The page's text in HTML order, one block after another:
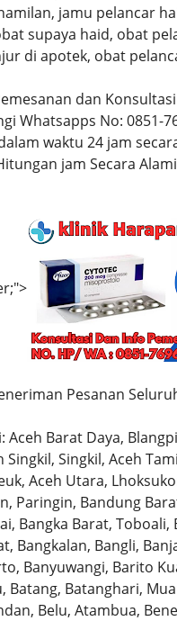
jamu pelancar
supaya haid, obat
di apotek, obat
dan
Whatsapps No: 0851-
waktu 24 jam
jam Secara
Pesanan
Barat Daya,
Singkil, Singkil, Aceh
Aceh Utara,
Paringin, Bandung
Bangka Barat,
Bangkalan, Bangli,
Banyuwangi, Barito
Batanghari,
Belu, Atambua,